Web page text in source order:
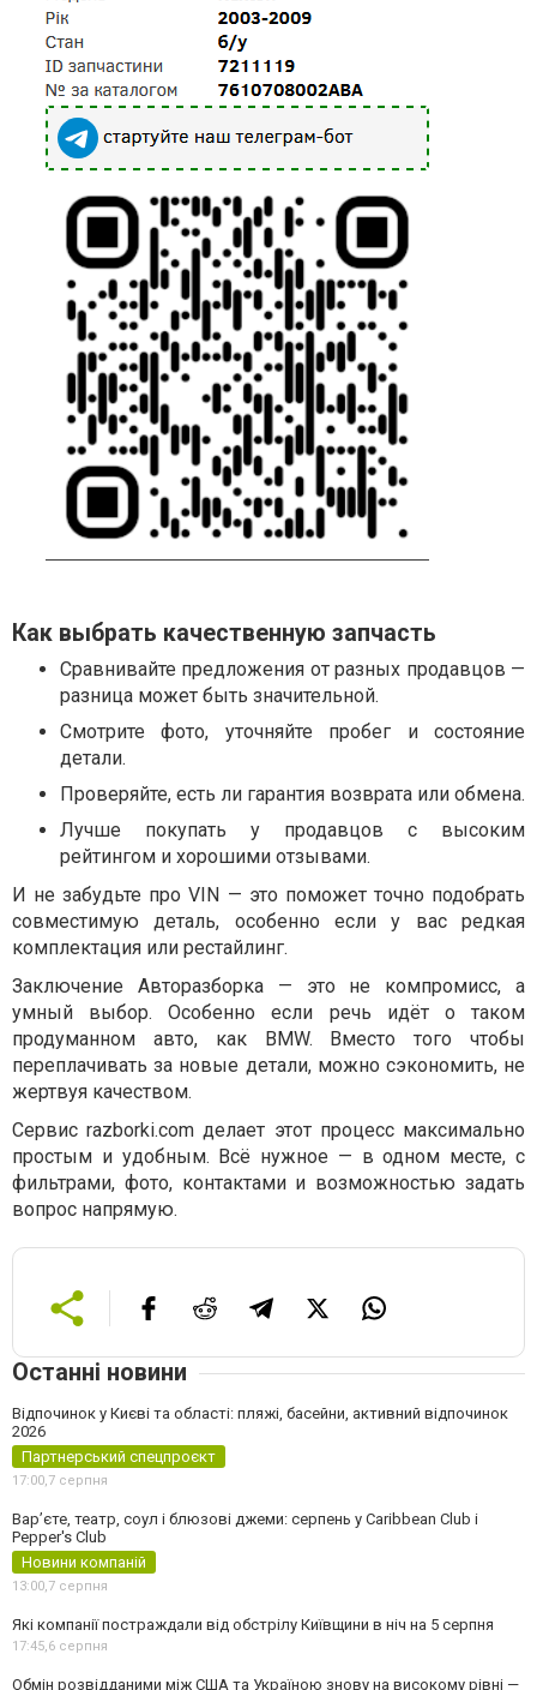
Как выбрать качественную запчасть
Сравнивайте предложения от разных продавцов —
разница может быть значительной.
Смотрите фото, уточняйте пробег и состояние
детали.
Проверяйте, есть ли гарантия возврата или обмена.
Лучше покупать у продавцов с высоким
рейтингом и хорошими отзывами.
И не забудьте про VIN — это поможет точно подобрать
совместимую деталь, особенно если у вас редкая
комплектация или рестайлинг.
Заключение Авторазборка — это не компромисс, а
умный выбор. Особенно если речь идёт о таком
продуманном авто, как BMW. Вместо того чтобы
переплачивать за новые детали, можно сэкономить, не
жертвуя качеством.
Сервис razborki.com делает этот процесс максимально
простым и удобным. Всё нужное — в одном месте, с
фильтрами, фото, контактами и возможностью задать
вопрос напрямую.
Останні новини
Відпочинок у Києві та області: пляжі, басейни, активний відпочинок
2026
Партнерський спецпроєкт
17:00,7 серпня
Вар’єте, театр, соул і блюзові джеми: серпень у Caribbean Club і
Pepper's Club
Новини компаній
13:00,7 серпня
Які компанії постраждали від обстрілу Київщини в ніч на 5 серпня
17:45,6 серпня
Обмін розвідданими між США та Україною знову на високому рівні —